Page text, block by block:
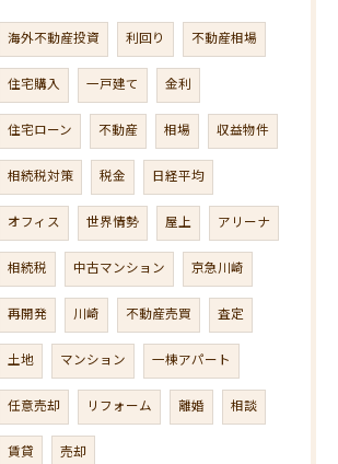
海外不動産投資 利回り 不動産相場
住宅購入 一戸建て 金利
住宅ローン 不動産 相場 収益物件
相続税対策 税金 日経平均
オフィス 世界情勢 屋上 アリーナ
相続税 中古マンション 京急川崎
再開発 川崎 不動産売買 査定
土地 マンション 一棟アパート
任意売却 リフォーム 離婚 相談
賃貸 売却